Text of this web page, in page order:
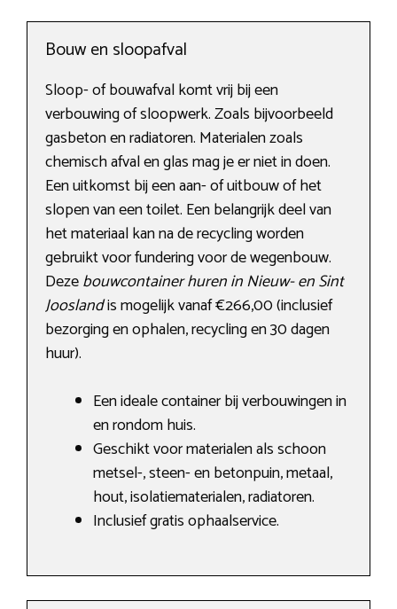
Bouw en sloopafval
Sloop- of bouwafval komt vrij bij een
verbouwing of sloopwerk. Zoals bijvoorbeeld
gasbeton en radiatoren. Materialen zoals
chemisch afval en glas mag je er niet in doen.
Een uitkomst bij een aan- of uitbouw of het
slopen van een toilet. Een belangrijk deel van
het materiaal kan na de recycling worden
gebruikt voor fundering voor de wegenbouw.
Dezebouwcontainer huren in Nieuw- en Sint
Jooslandis mogelijk vanaf €266,00 (inclusief
bezorging en ophalen, recycling en 30 dagen
huur).
Een ideale container bij verbouwingen in
en rondom huis.
Geschikt voor materialen als schoon
metsel-, steen- en betonpuin, metaal,
hout, isolatiematerialen, radiatoren.
Inclusief gratis ophaalservice.